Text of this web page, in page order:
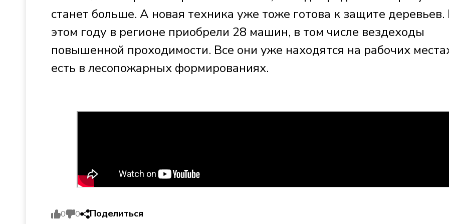
станет больше. А новая техника уже тоже готова к защите деревьев.
этом году в регионе приобрели 28 машин, в том числе вездеходы
повышенной проходимости. Все они уже находятся на рабочих
есть в лесопожарных формированиях.
0 0 Поделиться